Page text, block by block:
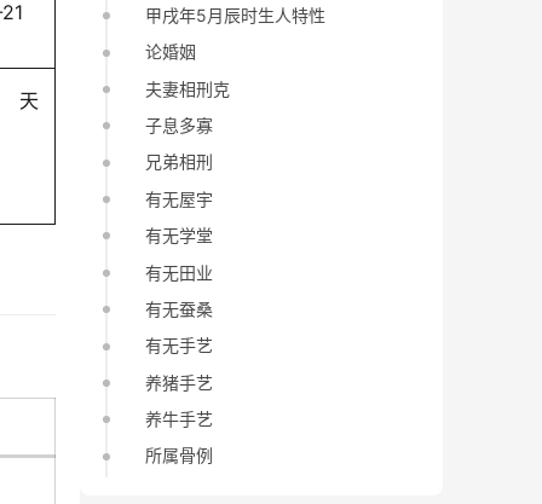
天
甲戌年5月辰时生人特性
论婚姻
夫妻相刑克
子息多寡
兄弟相刑
有无屋宇
有无学堂
有无田业
有无蚕桑
有无手艺
养猪手艺
养牛手艺
所属骨例